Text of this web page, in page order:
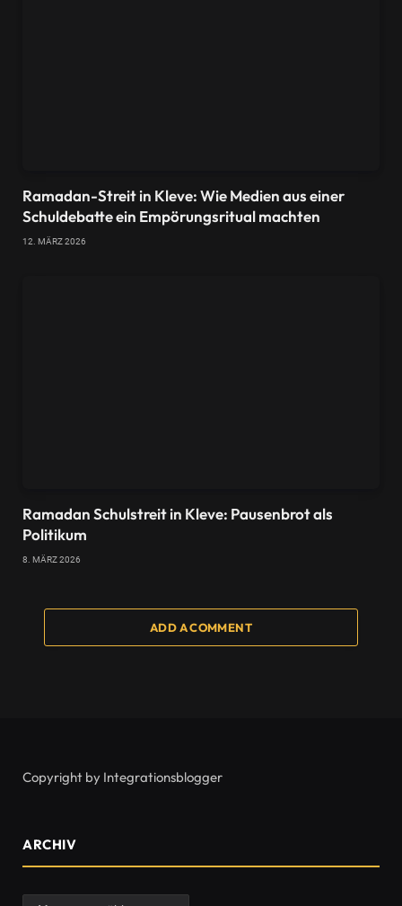
Ramadan-Streit in Kleve: Wie Medien aus einer
Schuldebatte ein Empörungsritual machten
12. MÄRZ 2026
Ramadan Schulstreit in Kleve: Pausenbrot als
Politikum
8. MÄRZ 2026
ADD A COMMENT
Copyright by Integrationsblogger
ARCHIV
Archiv